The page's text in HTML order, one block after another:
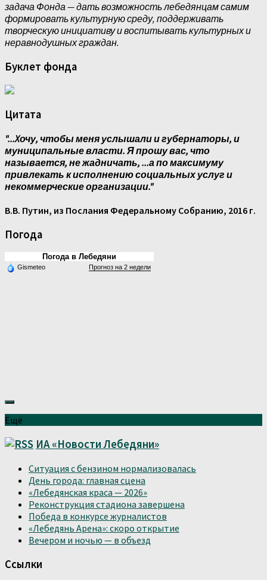
задача Фонда — дать возможность лебедянцам самим
формировать культурную среду, поддерживать
творческую инициативу и воспитывать культурных и
неравнодушных граждан.
Буклет фонда
Цитата
"...Xочу, чтобы меня услышали и губернаторы, и
муниципальные власти. Я прошу вас, что
называется, не жадничать, ...а по максимуму
привлекать к исполнению социальных услуг и
некоммерческие организации."
В.В. Путин, из Послания Федеральному Собранию, 2016 г.
Погода
Погода в Лебедяни
Gismeteo Прогноз на 2 недели
Ещё
ИА «Новости Лебедяни»
Ситуация с бензином нормализовалась
День города: главная сцена
«Лебедянская краса — 2026»
Реконструкция стадиона завершена
Победа в конкурсе журналистов
«Лебедянь Арена»: скоро открытие
Вечером и ночью — в объезд
Ссылки